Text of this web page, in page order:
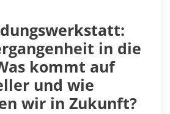
in die
kommt auf
und wie
wir in Zukunft?